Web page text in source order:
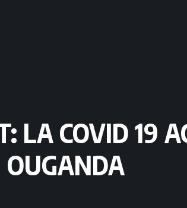
LA COVID 19
OUGANDA